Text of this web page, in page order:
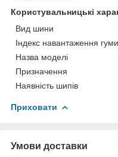
Користувальницькі
Вид шини
Індекс навантаження гуми
Назва моделі
Призначення
Наявність шипів
Приховати
Умови доставки